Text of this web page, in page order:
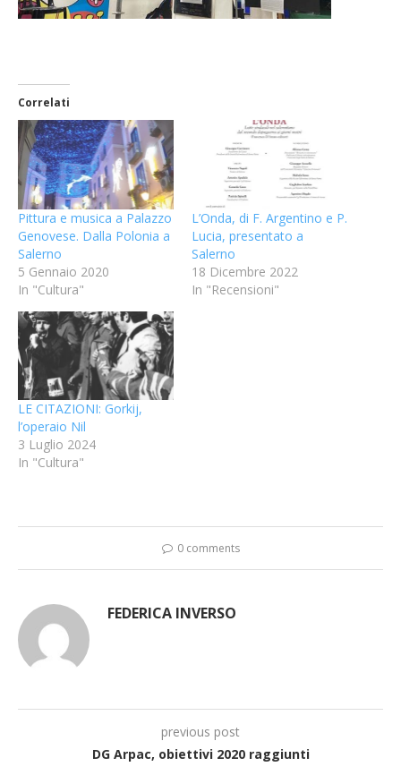
Correlati
Pittura e musica a Palazzo
Genovese. Dalla Polonia a
Salerno
5 Gennaio 2020
In "Cultura"
L’Onda, di F. Argentino e P.
Lucia, presentato a
Salerno
18 Dicembre 2022
In "Recensioni"
LE CITAZIONI: Gorkij,
l’operaio Nil
3 Luglio 2024
In "Cultura"
0 comments
FEDERICA INVERSO
previous post
DG Arpac, obiettivi 2020 raggiunti